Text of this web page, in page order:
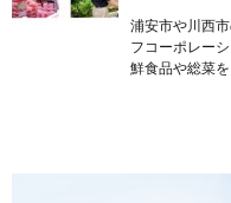
浦安市や川西
フコーポレー
鮮食品や総菜